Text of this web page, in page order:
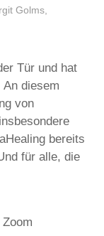
Golms
Tür und hat
diesem
von
bereits
für alle, die